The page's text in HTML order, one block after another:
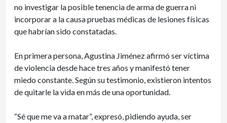
no investigar la posible tenencia de arma de guerra ni
incorporar a la causa pruebas médicas de lesiones físicas
que habrían sido constatadas.
En primera persona, Agustina Jiménez afirmó ser víctima
de violencia desde hace tres años y manifestó tener
miedo constante. Según su testimonio, existieron intentos
de quitarle la vida en más de una oportunidad.
“Sé que me va a matar”, expresó, pidiendo ayuda, ser